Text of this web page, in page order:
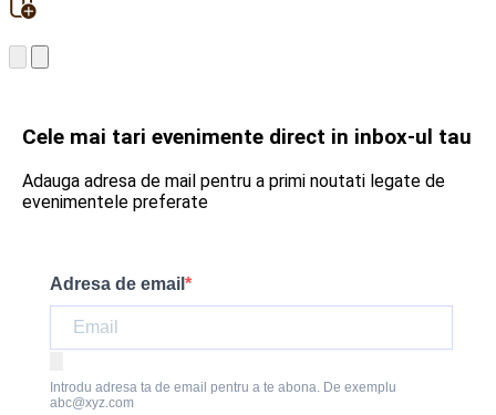
Cele mai tari evenimente direct in inbox-ul tau
Adauga adresa de mail pentru a primi noutati legate de
evenimentele preferate
Adresa de email
Introdu adresa ta de email pentru a te abona. De exemplu
abc@xyz.com